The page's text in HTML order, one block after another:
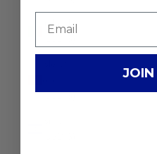
Ireland
(USD $)